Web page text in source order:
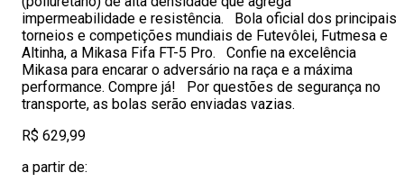
impermeabilidade e resistência. Bola oficial dos principais
torneios e competições mundiais de Futevôlei, Futmesa e
Altinha, a Mikasa Fifa FT-5 Pro. Confie na excelência
Mikasa para encarar o adversário na raça e a máxima
performance. Compre já! Por questões de segurança no
transporte, as bolas serão enviadas vazias.
R$ 629,99
a partir de: